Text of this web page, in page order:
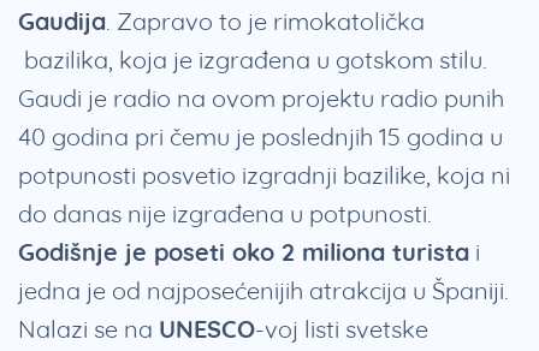
Gaudija. Zapravo to je rimokatolička
bazilika, koja je izgrađena u gotskom stilu.
Gaudi je radio na ovom projektu radio punih
40 godina pri čemu je poslednjih 15 godina u
potpunosti posvetio izgradnji bazilike, koja ni
do danas nije izgrađena u potpunosti.
Godišnje je poseti oko 2 miliona turista i
jedna je od najposećenijih atrakcija u Španiji.
Nalazi se na UNESCO-voj listi svetske